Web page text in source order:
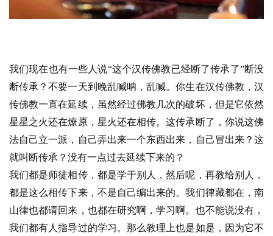
我们现在也有一些人说“这个汉传佛教已经断了传承了”断没
断传承？不要一天到晚乱喊呐，乱喊。你生在汉传佛教，汉
传佛教一直在延续，虽然经过佛教几次的破坏，但是它依然
星星之火还在燎原，星火还在相传。这传承断了，你说这佛
法自己立一派，自己弄出来一个东西出来，自己冒出来？这
就叫断传承？没有一点过去延续下来的？
我们都是师徒相传，都是学于别人，然后呢，再教给别人，
都是这么相传下来，不是自己编出来的。我们律藏都在，南
山律也都请回来，也都在研究啊，学习啊。也不能说没有，
我们都有人指导过的学习。那么教理上也是如是，因为它不